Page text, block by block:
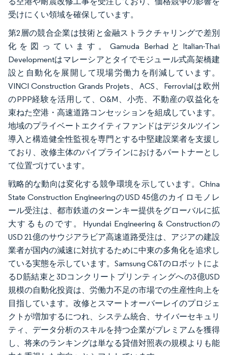
受けにくい領域を確保しています。
第2層の競合企業は技術と金融ストラクチャリングで差別
化を図っています。Gamuda BerhadとItalian-Thai
Developmentはマレーシアとタイでモジュール式高架橋建
設と自動化を展開して現場労働力を削減しています。
VINCI Construction Grands Projets、ACS、Ferrovialは欧州
のPPP経験を活用して、O&M、小売、不動産の収益化を
束ねた空港・高速道路コンセッションを組成しています。
地域のプライベートエクイティファンドはデジタルツイン
導入と構造健全性監視を専門とする中堅建設業者を支援し
ており、改修主体のパイプラインにおけるパートナーとし
て位置づけています。
戦略的な動向は変化する競争環境を示しています。China
State Construction EngineeringのUSD 45億のカイロモノレ
ール受注は、都市鉄道のターンキー提供をグローバルに拡
大するものです。Hyundai Engineering & Constructionの
USD 21億のサウジアラビア高速道路受注は、アジアの建設
業者が国内の減速に対抗するために中東の多角化を追求し
ている実態を示しています。Samsung C&Tのロボットによ
るD筋結束と3Dコンクリートプリンティングへの3億USD
規模の自動化投資は、労働力不足の市場での生産性向上を
目指しています。改修とスマートオーバーレイのプロジェ
クトが増加するにつれ、システム統合、サイバーセキュリ
ティ、データ分析のスキルを持つ企業がプレミアムを獲得
し、将来のランキングは単なる貸借対照表の規模よりも能